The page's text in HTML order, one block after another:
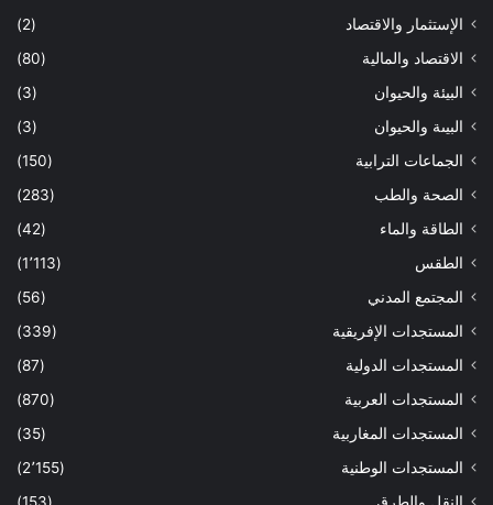
الإستثمار والاقتصاد
(2)
الاقتصاد والمالية
(80)
البيئة والحيوان
(3)
البيىة والحيوان
(3)
الجماعات الترابية
(150)
الصحة والطب
(283)
الطاقة والماء
(42)
الطقس
(1٬113)
المجتمع المدني
(56)
المستجدات الإفريقية
(339)
المستجدات الدولية
(87)
المستجدات العربية
(870)
المستجدات المغاربية
(35)
المستجدات الوطنية
(2٬155)
النقل والطرق
(153)